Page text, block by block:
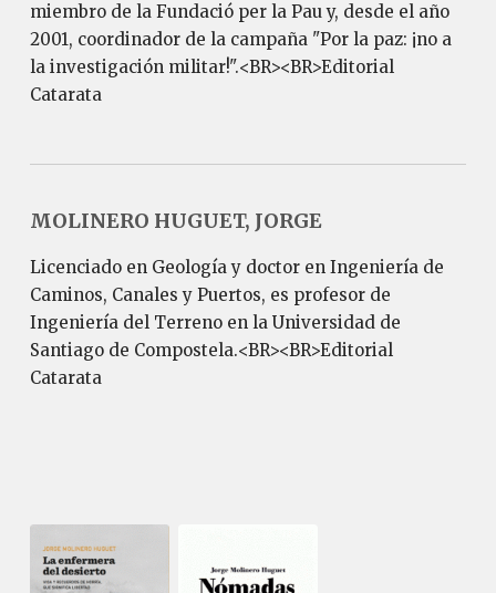
miembro de la Fundació per la Pau y, desde el año
2001, coordinador de la campaña "Por la paz: ¡no a
la investigación militar!".<BR><BR>Editorial
Catarata
MOLINERO HUGUET, JORGE
Licenciado en Geología y doctor en Ingeniería de
Caminos, Canales y Puertos, es profesor de
Ingeniería del Terreno en la Universidad de
Santiago de Compostela.<BR><BR>Editorial
Catarata